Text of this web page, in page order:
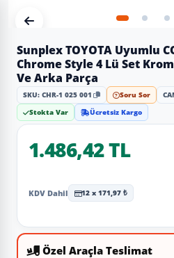
Sunplex TOYOTA Uyumlu
Chrome Style 4 Lü Set
Ve Arka Parça
SKU: CHR-1 025 001 Soru Sor
Stokta Var
Ücretsiz Kargo
1.486,42 TL
KDV Dahil 12 x 171,97 ₺
Özel Araçla Teslimat